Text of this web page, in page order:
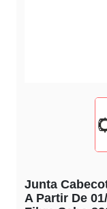
Junta
A Partir De